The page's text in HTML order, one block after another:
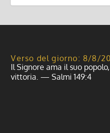
Verso del giorno: 8/8/
Il Signore ama il suo
vittoria. — Salmi 149:4